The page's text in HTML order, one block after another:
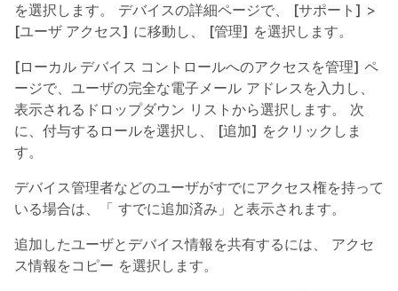
を選択します。 デバイスの詳細ページで、 [サポート] >
[ユーザ アクセス] に移動し、 [管理] を選択します。
[ローカル デバイス コントロールへのアクセスを管理] ペ
ージで、ユーザの完全な電子メール アドレスを入力し、
表示されるドロップダウン リストから選択します。 次
に、付与するロールを選択し、 [追加] をクリックしま
す。
デバイス管理者などのユーザがすでにアクセス権を持って
いる場合は、「 すでに追加済み 」と表示されます。
追加したユーザとデバイス情報を共有するには、 アクセ
ス情報をコピー を選択します。